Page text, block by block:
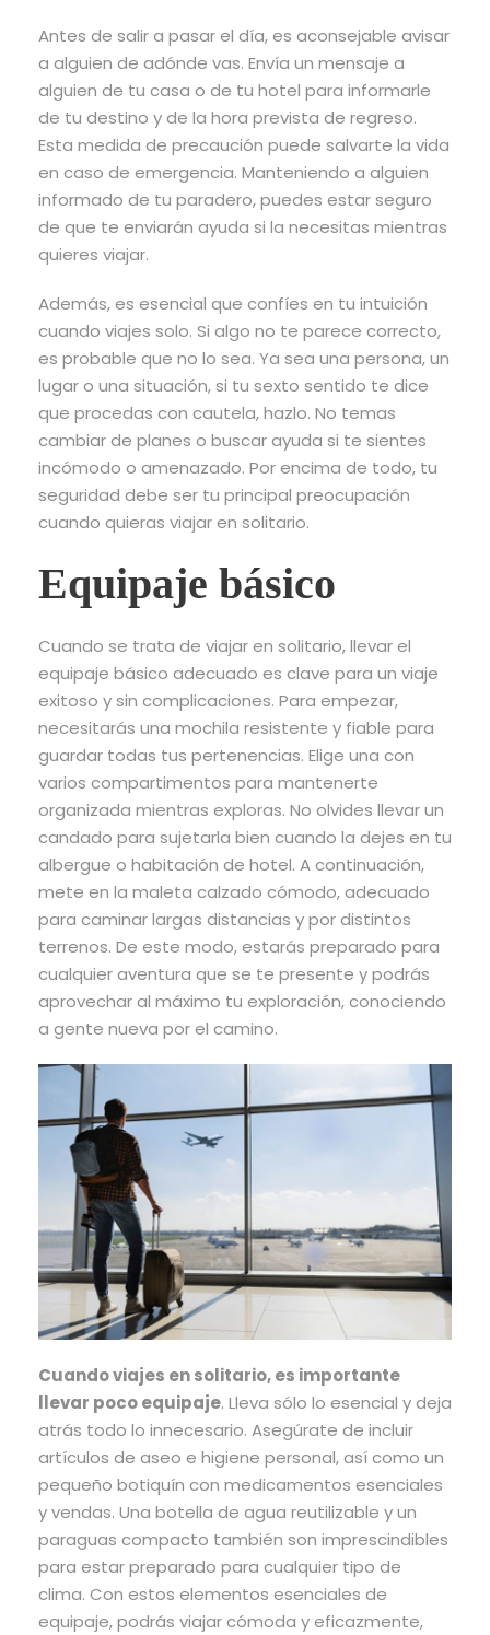
Antes de salir a pasar el día, es aconsejable avisar
a alguien de adónde vas. Envía un mensaje a
alguien de tu casa o de tu hotel para informarle
de tu destino y de la hora prevista de regreso.
Esta medida de precaución puede salvarte la vida
en caso de emergencia. Manteniendo a alguien
informado de tu paradero, puedes estar seguro
de que te enviarán ayuda si la necesitas mientras
quieres viajar.
Además, es esencial que confíes en tu intuición
cuando viajes solo. Si algo no te parece correcto,
es probable que no lo sea. Ya sea una persona, un
lugar o una situación, si tu sexto sentido te dice
que procedas con cautela, hazlo. No temas
cambiar de planes o buscar ayuda si te sientes
incómodo o amenazado. Por encima de todo, tu
seguridad debe ser tu principal preocupación
cuando quieras viajar en solitario.
Equipaje básico
Cuando se trata de viajar en solitario, llevar el
equipaje básico adecuado es clave para un viaje
exitoso y sin complicaciones. Para empezar,
necesitarás una mochila resistente y fiable para
guardar todas tus pertenencias. Elige una con
varios compartimentos para mantenerte
organizada mientras exploras. No olvides llevar un
candado para sujetarla bien cuando la dejes en tu
albergue o habitación de hotel. A continuación,
mete en la maleta calzado cómodo, adecuado
para caminar largas distancias y por distintos
terrenos. De este modo, estarás preparado para
cualquier aventura que se te presente y podrás
aprovechar al máximo tu exploración, conociendo
a gente nueva por el camino.
Cuando viajes en solitario, es importante
llevar poco equipaje. Lleva sólo lo esencial y deja
atrás todo lo innecesario. Asegúrate de incluir
artículos de aseo e higiene personal, así como un
pequeño botiquín con medicamentos esenciales
y vendas. Una botella de agua reutilizable y un
paraguas compacto también son imprescindibles
para estar preparado para cualquier tipo de
clima. Con estos elementos esenciales de
equipaje, podrás viajar cómoda y eficazmente,